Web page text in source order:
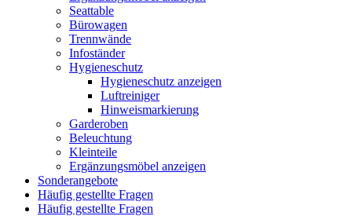
Seattable
Bürowagen
Trennwände
Infoständer
Hygieneschutz
Hygieneschutz anzeigen
Luftreiniger
Hinweismarkierung
Garderoben
Beleuchtung
Kleinteile
Ergänzungsmöbel anzeigen
Sonderangebote
Häufig gestellte Fragen
Häufig gestellte Fragen